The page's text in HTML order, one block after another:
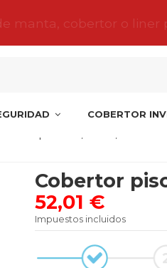
manta, cobertor o liner
COBERTOR
Cobertor
52,01 €
Impuestos incluidos